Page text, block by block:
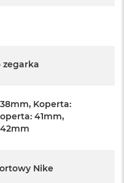
zegarka
Koperta:
41mm,
Nike